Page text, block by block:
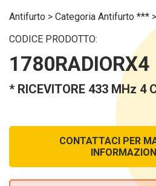
Antifurto > Categoria Antifurto *** >
CODICE PRODOTTO:
1780RADIORX4
* RICEVITORE 433 MHz 4
CONTATTACI PER